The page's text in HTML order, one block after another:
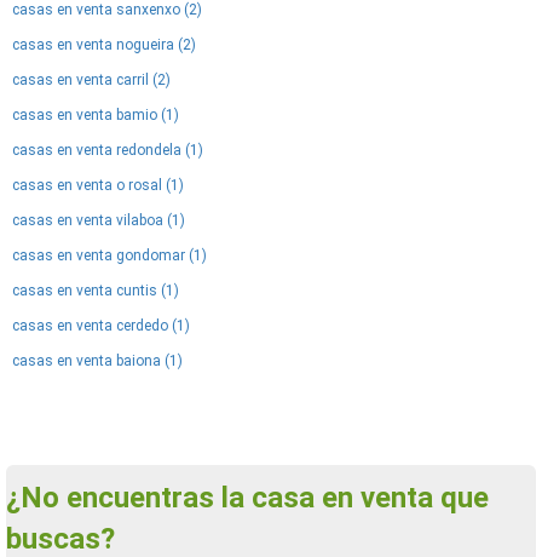
casas en venta sanxenxo (2)
casas en venta nogueira (2)
casas en venta carril (2)
casas en venta bamio (1)
casas en venta redondela (1)
casas en venta o rosal (1)
casas en venta vilaboa (1)
casas en venta gondomar (1)
casas en venta cuntis (1)
casas en venta cerdedo (1)
casas en venta baiona (1)
¿No encuentras la casa en venta que
buscas?